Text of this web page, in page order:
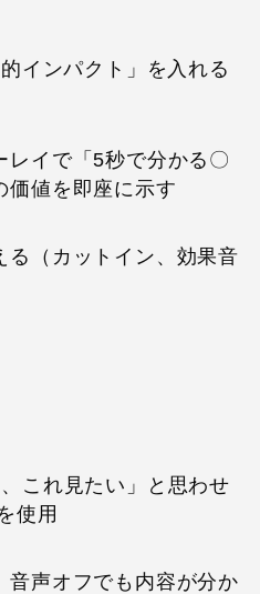
インパクト」を入れる
レイで「5秒で分かる〇
価値を即座に示す
る（カットイン、効果音
これ見たい」と思わせ
使用
音声オフでも内容が分か